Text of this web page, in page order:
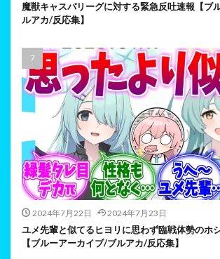
魔獣キャスパリーグに対する緊急反吐速報【ブ
ルアカ/反応集】
2024年7月22日 2024年7月23日
ユメ先輩と似てるヒヨリに思わず臨戦体勢のホ
【ブルーアーカイブ/ブルアカ/反応集】